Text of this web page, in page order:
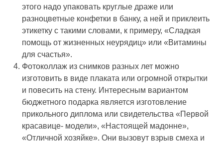
этого надо упаковать круглые драже или
разноцветные конфетки в банку, а ней и приклеить
этикетку с такими словами, к примеру, «Сладкая
помощь от жизненных неурядиц» или «Витамины
для счастья».
Фотоколлаж из снимков разных лет можно
изготовить в виде плаката или огромной открытки
и повесить на стену. Интересным вариантом
бюджетного подарка является изготовление
прикольного диплома или свидетельства «Первой
красавице- модели», «Настоящей мадонне»,
«Отличной хозяйке». Они вызовут взрыв смеха и